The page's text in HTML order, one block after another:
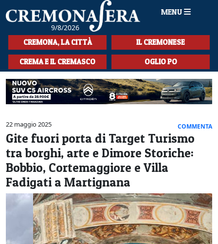
9/8/2026
MENU
HOME
CRONACA
SPORT
LA MUSICA
CULTURA
LA STORIA
SPETTACOLI
L'EDITORIALE
SEZIONI
CERCA
CREMONA, LA CITTÀ IL CREMONESE
CREMA E IL CREMASCO OGLIO PO
22 maggio 2025 COMMENTA
Gite fuori porta di Target Turismo
tra borghi, arte e Dimore Storiche:
Bobbio, Cortemaggiore e Villa
Fadigati a Martignana